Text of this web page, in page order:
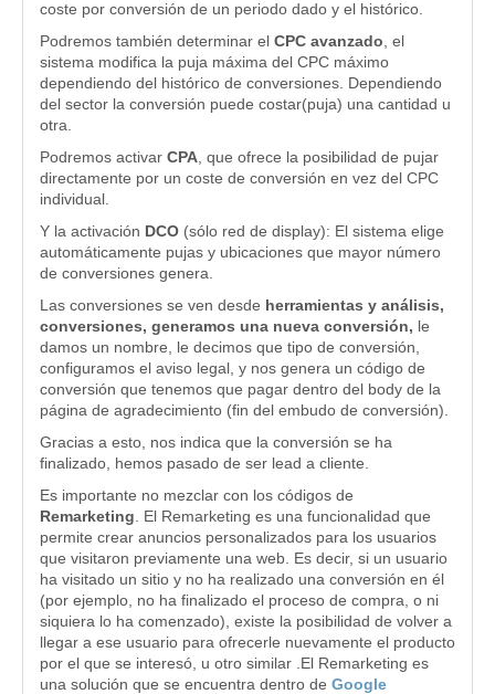
coste por conversión de un periodo dado y el histórico.
Podremos también determinar el CPC avanzado , el
sistema modifica la puja máxima del CPC máximo
dependiendo del histórico de conversiones. Dependiendo
del sector la conversión puede costar(puja) una cantidad u
otra.
Podremos activar CPA , que ofrece la posibilidad de pujar
directamente por un coste de conversión en vez del CPC
individual.
Y la activación DCO (sólo red de display): El sistema elige
automáticamente pujas y ubicaciones que mayor número
de conversiones genera.
Las conversiones se ven desde herramientas y análisis,
conversiones, generamos una nueva conversión, le
damos un nombre, le decimos que tipo de conversión,
configuramos el aviso legal, y nos genera un código de
conversión que tenemos que pagar dentro del body de la
página de agradecimiento (fin del embudo de conversión).
Gracias a esto, nos indica que la conversión se ha
finalizado, hemos pasado de ser lead a cliente.
Es importante no mezclar con los códigos de
Remarketing . El Remarketing es una funcionalidad que
permite crear anuncios personalizados para los usuarios
que visitaron previamente una web. Es decir, si un usuario
ha visitado un sitio y no ha realizado una conversión en él
(por ejemplo, no ha finalizado el proceso de compra, o ni
siquiera lo ha comenzado), existe la posibilidad de volver a
llegar a ese usuario para ofrecerle nuevamente el producto
por el que se interesó, u otro similar .El Remarketing es
una solución que se encuentra dentro de Google